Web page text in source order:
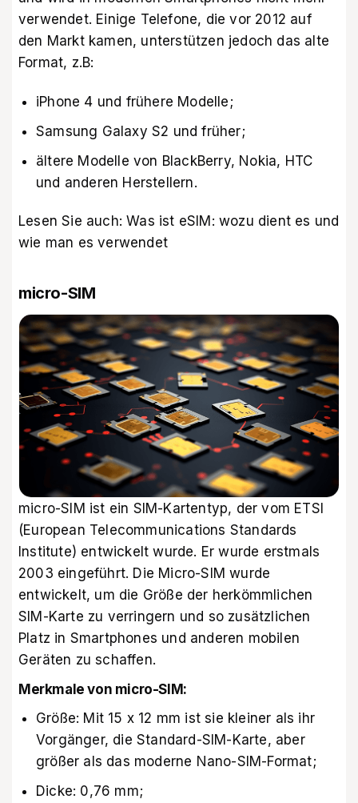
verwendet. Einige Telefone, die vor 2012 auf
den Markt kamen, unterstützen jedoch das alte
Format, z.B:
iPhone 4 und frühere Modelle;
Samsung Galaxy S2 und früher;
ältere Modelle von BlackBerry, Nokia, HTC
und anderen Herstellern.
Lesen Sie auch:Was ist eSIM: wozu dient es und
wie man es verwendet
micro-SIM
micro-SIM ist ein SIM-Kartentyp, der vom ETSI
(European Telecommunications Standards
Institute) entwickelt wurde. Er wurde erstmals
2003 eingeführt. Die Micro-SIM wurde
entwickelt, um die Größe der herkömmlichen
SIM-Karte zu verringern und so zusätzlichen
Platz in Smartphones und anderen mobilen
Geräten zu schaffen.
Merkmale von micro-SIM:
Größe: Mit 15 x 12 mm ist sie kleiner als ihr
Vorgänger, die Standard-SIM-Karte, aber
größer als das moderne Nano-SIM-Format;
Dicke: 0,76 mm;